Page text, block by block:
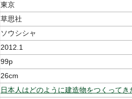
東京
草思社
ソウシシャ
2012.1
99p
26cm
日本人はどのように建造物をつくってき